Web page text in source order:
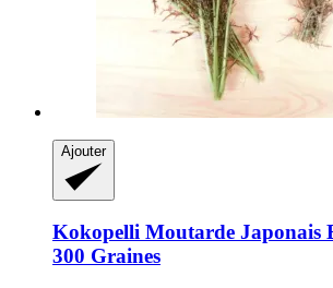
Ajouter
Kokopelli Moutarde Japonais
300 Graines